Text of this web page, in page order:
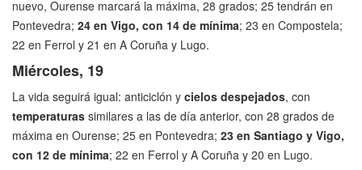
nuevo, Ourense marcará la máxima, 28 grados; 25 tendrán en
Pontevedra; 24 en Vigo, con 14 de mínima; 23 en Compostela;
22 en Ferrol y 21 en A Coruña y Lugo.
Miércoles, 19
La vida seguirá igual: anticiclón y cielos despejados, con
temperaturas similares a las de día anterior, con 28 grados de
máxima en Ourense; 25 en Pontevedra; 23 en Santiago y Vigo,
con 12 de mínima; 22 en Ferrol y A Coruña y 20 en Lugo.